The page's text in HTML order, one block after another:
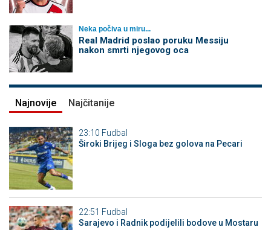
Neka počiva u miru...
Real Madrid poslao poruku Messiju
nakon smrti njegovog oca
Najnovije Najčitanije
23:10 Fudbal
Široki Brijeg i Sloga bez golova na Pecari
22:51 Fudbal
Sarajevo i Radnik podijelili bodove u Mostaru